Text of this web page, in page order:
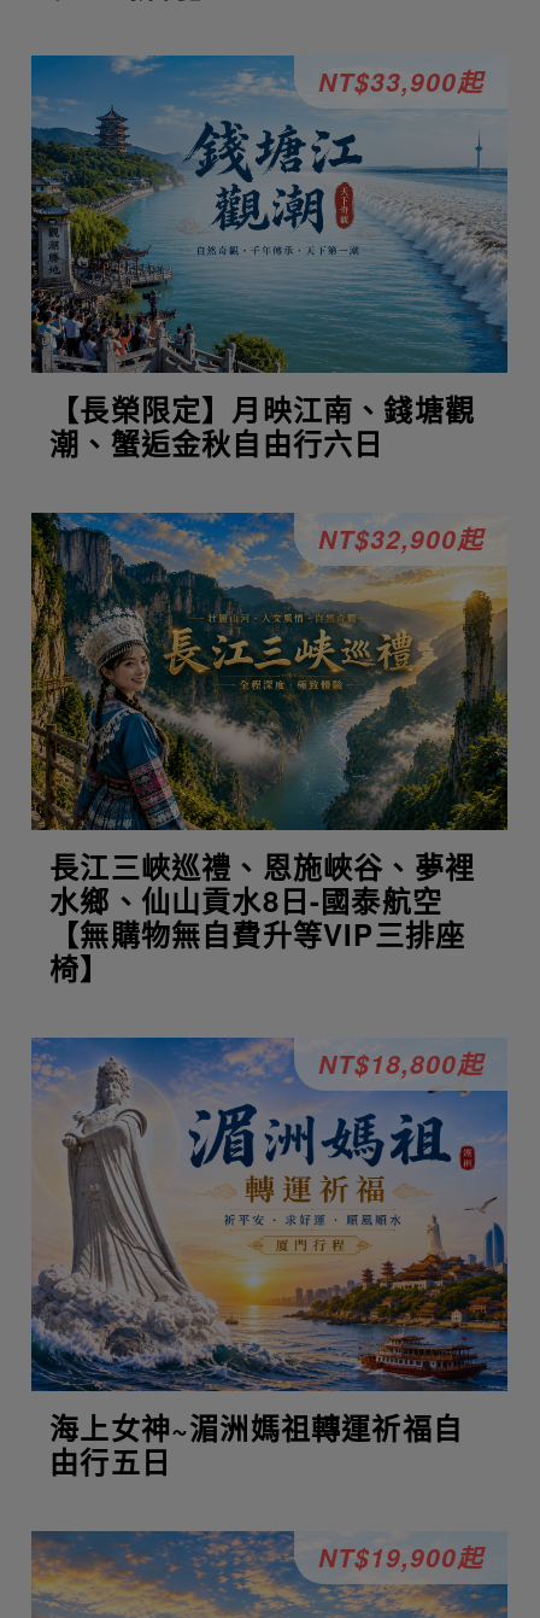
【長榮限定】月映江南、錢塘觀
潮、蟹逅金秋自由行六日
NT$33,900起
長江三峽巡禮、恩施峽谷、夢裡
水鄉、仙山貢水8日-國泰航空
【無購物無自費升等VIP三排座
椅】
NT$32,900起
海上女神~湄洲媽祖轉運祈福自
由行五日
NT$18,800起
NT$19,900起